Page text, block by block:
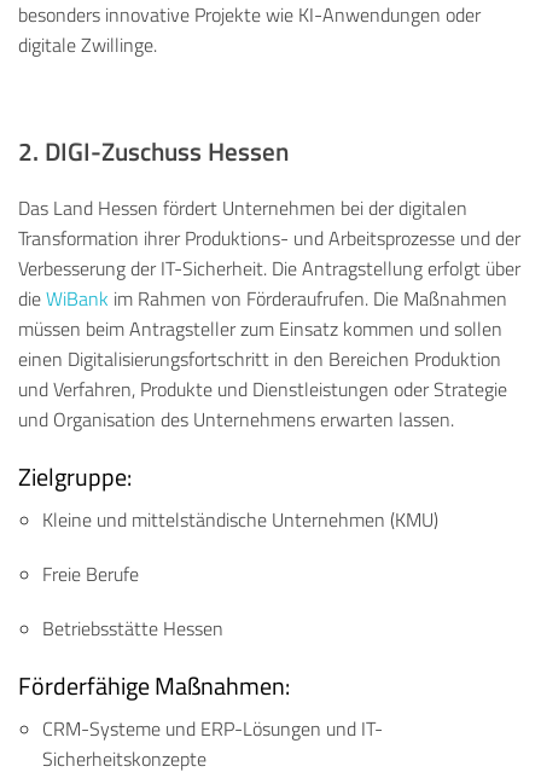
besonders innovative Projekte wie KI-Anwendungen oder
digitale Zwillinge.
2. DIGI-Zuschuss Hessen
Das Land Hessen fördert Unternehmen bei der digitalen
Transformation ihrer Produktions- und Arbeitsprozesse und der
Verbesserung der IT-Sicherheit. Die Antragstellung erfolgt über
dieWiBank im Rahmen von Förderaufrufen. Die Maßnahmen
müssen beim Antragsteller zum Einsatz kommen und sollen
einen Digitalisierungsfortschritt in den Bereichen Produktion
und Verfahren, Produkte und Dienstleistungen oder Strategie
und Organisation des Unternehmens erwarten lassen.
Zielgruppe:
Kleine und mittelständische Unternehmen (KMU)
Freie Berufe
Betriebsstätte Hessen
Förderfähige Maßnahmen:
CRM-Systeme und ERP-Lösungen und IT-
Sicherheitskonzepte